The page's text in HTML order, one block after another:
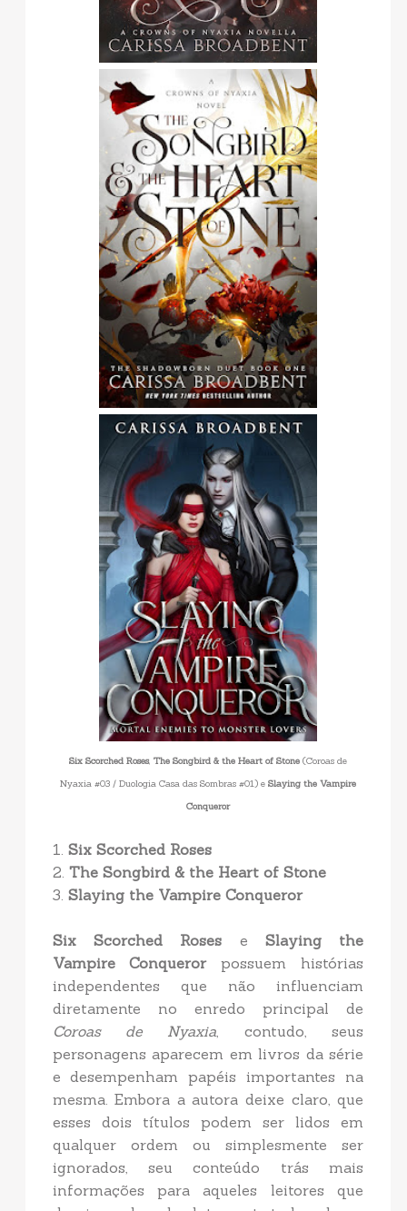
Six Scorched Roses, The Songbird & the Heart of Stone(Coroas de
Nyaxia #03 / Duologia Casa das Sombras #01) e Slaying the Vampire
Conqueror
1. Six Scorched Roses
2. The Songbird & the Heart of Stone
3. Slaying the Vampire Conqueror
Six Scorched Roses e Slaying the
Vampire Conquerorpossuem histórias
independentes que não influenciam
diretamente no enredo principal de
Coroas de Nyaxia, contudo, seus
personagens aparecem em livros da série
e desempenham papéis importantes na
mesma. Embora a autora deixe claro, que
esses dois títulos podem ser lidos em
qualquer ordem ou simplesmente ser
ignorados, seu conteúdo trás mais
informações para aqueles leitores que